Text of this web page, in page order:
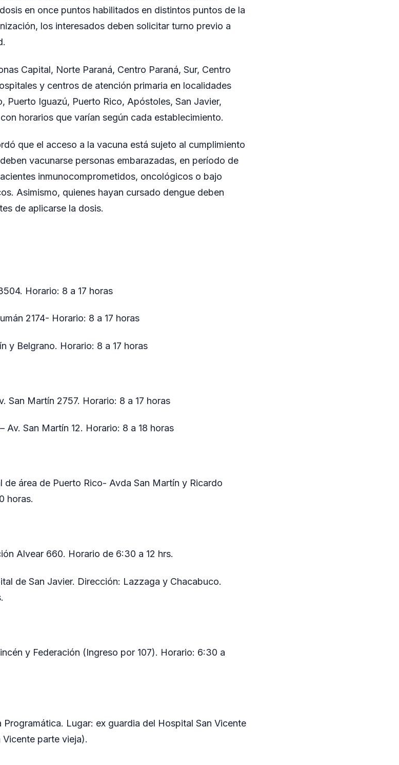
en once puntos habilitados en distintos puntos de la
los interesados deben solicitar turno previo a
Capital, Norte Paraná, Centro Paraná, Sur, Centro
y centros de atención primaria en localidades
Puerto Iguazú, Puerto Rico, Apóstoles, San Javier,
horarios que varían según cada establecimiento.
que el acceso a la vacuna está sujeto al cumplimiento
vacunarse personas embarazadas, en período de
inmunocomprometidos, oncológicos o bajo
Asimismo, quienes hayan cursado dengue deben
de aplicarse la dosis.
Horario: 8 a 17 horas
2174- Horario: 8 a 17 horas
y Belgrano. Horario: 8 a 17 horas
San Martín 2757. Horario: 8 a 17 horas
Av. San Martín 12. Horario: 8 a 18 horas
área de Puerto Rico- Avda San Martín y Ricardo
horas.
Alvear 660. Horario de 6:30 a 12 hrs.
de San Javier. Dirección: Lazzaga y Chacabuco.
y Federación (Ingreso por 107). Horario: 6:30 a
Lugar: ex guardia del Hospital San Vicente
parte vieja).